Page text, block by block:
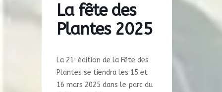
La fête des
Plantes 2025
La 21ᵉ édition de la Fête des
Plantes se tiendra les 15 et
16 mars 2025 dans le parc du